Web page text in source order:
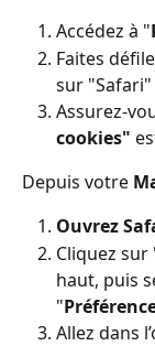
Accédez à "
Faites
sur "Safari"
Assurez-
cookies"
Depuis votre
Ouvrez
Cliquez sur
haut, puis
"
Allez dans